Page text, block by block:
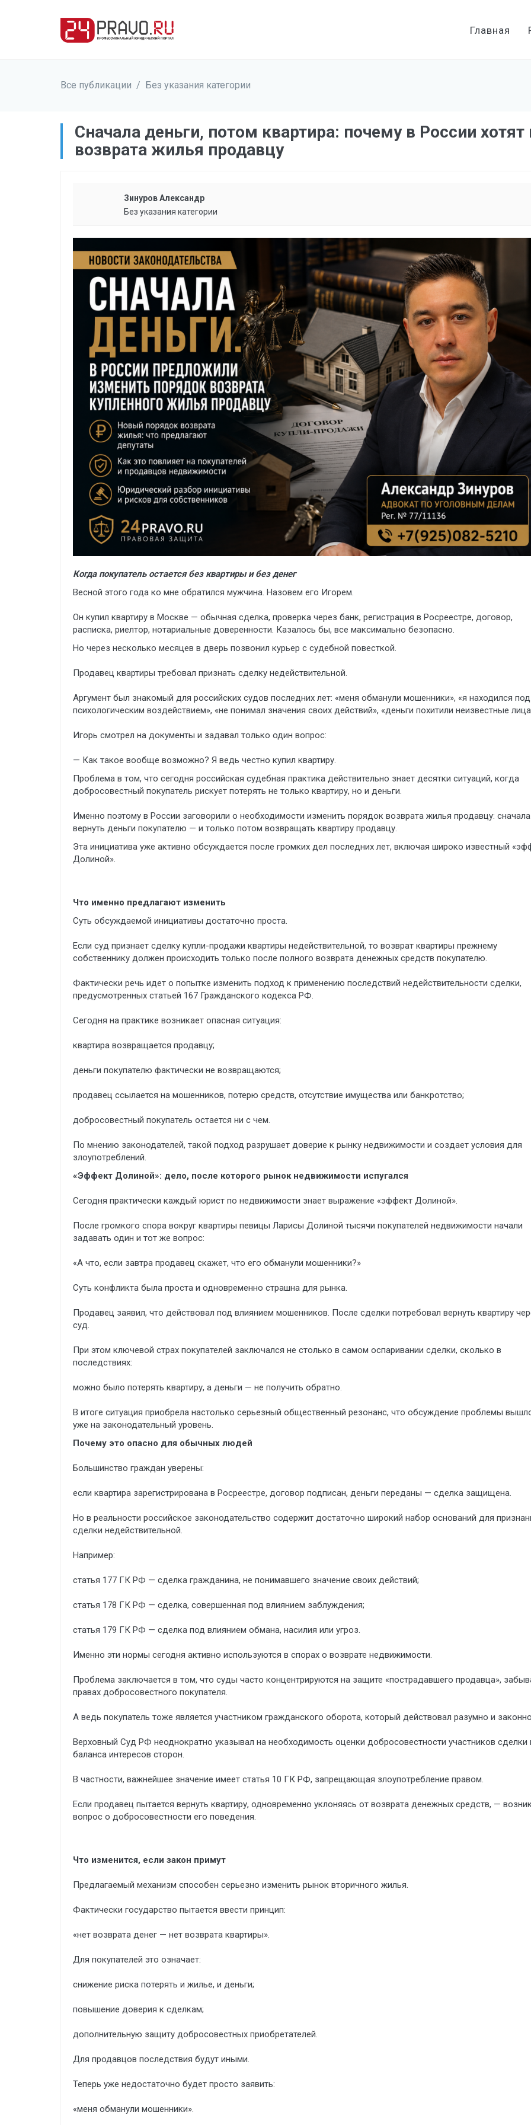
Главная
Все публикации / Без указания категории
Сначала деньги, потом квартира: почему в России
возврата жилья продавцу
Зинуров Александр
Без указания категории
Когда покупатель остается без квартиры и без денег
Весной этого года ко мне обратился мужчина. Назовем его Игорем.
Он купил квартиру в Москве — обычная сделка, проверка через банк, регистрация в Росреестре, договор,
расписка, риелтор, нотариальные доверенности. Казалось бы, все максимально безопасно.
Но через несколько месяцев в дверь позвонил курьер с судебной повесткой.
Продавец квартиры требовал признать сделку недействительной.
Аргумент был знакомый для российских судов последних лет: «меня обманули мошенники», «я находился под
психологическим воздействием», «не понимал значения своих действий», «деньги похитили неизвестные
Игорь смотрел на документы и задавал только один вопрос:
— Как такое вообще возможно? Я ведь честно купил квартиру.
Проблема в том, что сегодня российская судебная практика действительно знает десятки ситуаций, когда
добросовестный покупатель рискует потерять не только квартиру, но и деньги.
Именно поэтому в России заговорили о необходимости изменить порядок возврата жилья продавцу: сначала
вернуть деньги покупателю — и только потом возвращать квартиру продавцу.
Эта инициатива уже активно обсуждается после громких дел последних лет, включая широко известный
Долиной».
Что именно предлагают изменить
Суть обсуждаемой инициативы достаточно проста.
Если суд признает сделку купли-продажи квартиры недействительной, то возврат квартиры прежнему
собственнику должен происходить только после полного возврата денежных средств покупателю.
Фактически речь идет о попытке изменить подход к применению последствий недействительности сделки,
предусмотренных статьей 167 Гражданского кодекса РФ.
Сегодня на практике возникает опасная ситуация:
квартира возвращается продавцу;
деньги покупателю фактически не возвращаются;
продавец ссылается на мошенников, потерю средств, отсутствие имущества или банкротство;
добросовестный покупатель остается ни с чем.
По мнению законодателей, такой подход разрушает доверие к рынку недвижимости и создает условия для
злоупотреблений.
«Эффект Долиной»: дело, после которого рынок недвижимости испугался
Сегодня практически каждый юрист по недвижимости знает выражение «эффект Долиной».
После громкого спора вокруг квартиры певицы Ларисы Долиной тысячи покупателей недвижимости начали
задавать один и тот же вопрос:
«А что, если завтра продавец скажет, что его обманули мошенники?»
Суть конфликта была проста и одновременно страшна для рынка.
Продавец заявил, что действовал под влиянием мошенников. После сделки потребовал вернуть квартиру
суд.
При этом ключевой страх покупателей заключался не столько в самом оспаривании сделки, сколько в
последствиях:
можно было потерять квартиру, а деньги — не получить обратно.
В итоге ситуация приобрела настолько серьезный общественный резонанс, что обсуждение проблемы
уже на законодательный уровень.
Почему это опасно для обычных людей
Большинство граждан уверены:
если квартира зарегистрирована в Росреестре, договор подписан, деньги переданы — сделка защищена.
Но в реальности российское законодательство содержит достаточно широкий набор оснований для
сделки недействительной.
Например:
статья 177 ГК РФ — сделка гражданина, не понимавшего значение своих действий;
статья 178 ГК РФ — сделка, совершенная под влиянием заблуждения;
статья 179 ГК РФ — сделка под влиянием обмана, насилия или угроз.
Именно эти нормы сегодня активно используются в спорах о возврате недвижимости.
Проблема заключается в том, что суды часто концентрируются на защите «пострадавшего продавца»,
правах добросовестного покупателя.
А ведь покупатель тоже является участником гражданского оборота, который действовал разумно и
Верховный Суд РФ неоднократно указывал на необходимость оценки добросовестности участников сделки
баланса интересов сторон.
В частности, важнейшее значение имеет статья 10 ГК РФ, запрещающая злоупотребление правом.
Если продавец пытается вернуть квартиру, одновременно уклоняясь от возврата денежных средств, —
вопрос о добросовестности его поведения.
Что изменится, если закон примут
Предлагаемый механизм способен серьезно изменить рынок вторичного жилья.
Фактически государство пытается ввести принцип:
«нет возврата денег — нет возврата квартиры».
Для покупателей это означает:
снижение риска потерять и жилье, и деньги;
повышение доверия к сделкам;
дополнительную защиту добросовестных приобретателей.
Для продавцов последствия будут иными.
Теперь уже недостаточно будет просто заявить:
«меня обманули мошенники».